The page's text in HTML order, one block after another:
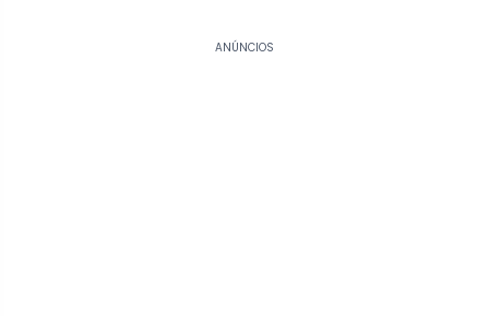
ANÚNCIOS